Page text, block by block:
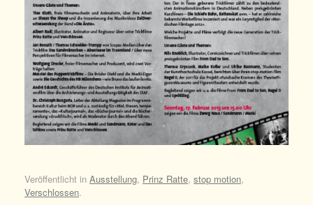
Veröffentlicht in Ausstellung, Prinz Ratte, stop motion,
Verschlossen.